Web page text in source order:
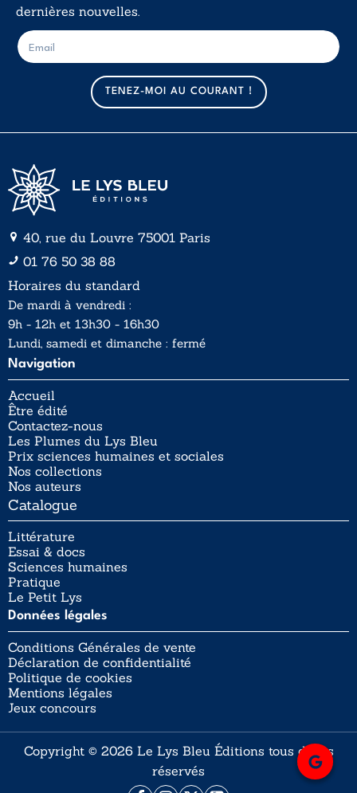
dernières nouvelles.
m
a
i
l
E
-
m
TENEZ-MOI AU COURANT !
40, rue du Louvre 75001 Paris
01 76 50 38 88
Horaires du standard
De mardi à vendredi :
9h - 12h et 13h30 - 16h30
Lundi, samedi et dimanche : fermé
Navigation
Accueil
Être édité
Contactez-nous
Les Plumes du Lys Bleu
Prix sciences humaines et sociales
Nos collections
Nos auteurs
Catalogue
Littérature
Essai & docs
Sciences humaines
Pratique
Le Petit Lys
Données légales
Conditions Générales de vente
Déclaration de confidentialité
Politique de cookies
Mentions légales
Jeux concours
Copyright © 2026 Le Lys Bleu Éditions tous droits
réservés